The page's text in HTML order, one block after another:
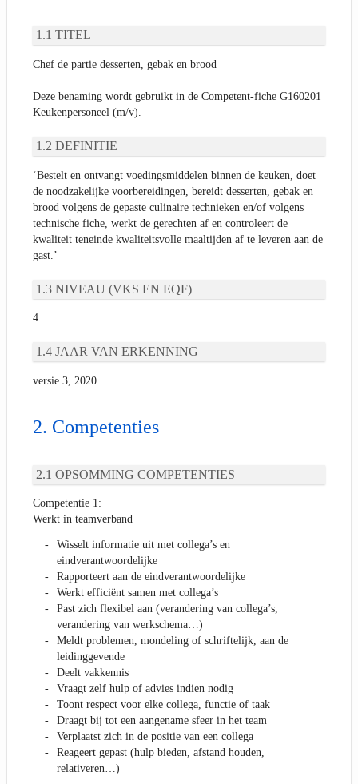
TITEL
Chef de partie desserten, gebak en brood
Deze benaming wordt gebruikt in de Competent-fiche G160201
Keukenpersoneel (m/v).
DEFINITIE
‘Bestelt en ontvangt voedingsmiddelen binnen de keuken, doet
de noodzakelijke voorbereidingen, bereidt desserten, gebak en
brood volgens de gepaste culinaire technieken en/of volgens
technische fiche, werkt de gerechten af en controleert de
kwaliteit teneinde kwaliteitsvolle maaltijden af te leveren aan de
gast.’
NIVEAU (VKS EN EQF)
4
JAAR VAN ERKENNING
versie 3, 2020
Competenties
OPSOMMING COMPETENTIES
Competentie 1:
Werkt in teamverband
Wisselt informatie uit met collega’s en
eindverantwoordelijke
Rapporteert aan de eindverantwoordelijke
Werkt efficiënt samen met collega’s
Past zich flexibel aan (verandering van collega’s,
verandering van werkschema…)
Meldt problemen, mondeling of schriftelijk, aan de
leidinggevende
Deelt vakkennis
Vraagt zelf hulp of advies indien nodig
Toont respect voor elke collega, functie of taak
Draagt bij tot een aangename sfeer in het team
Verplaatst zich in de positie van een collega
Reageert gepast (hulp bieden, afstand houden,
relativeren…)